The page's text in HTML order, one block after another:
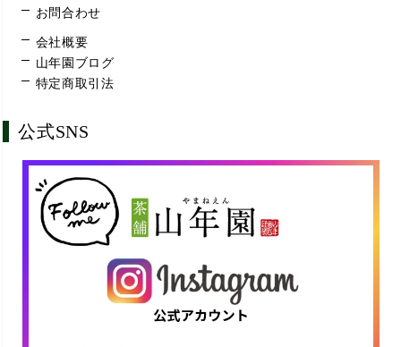
お問合わせ
会社概要
山年園ブログ
特定商取引法
公式SNS